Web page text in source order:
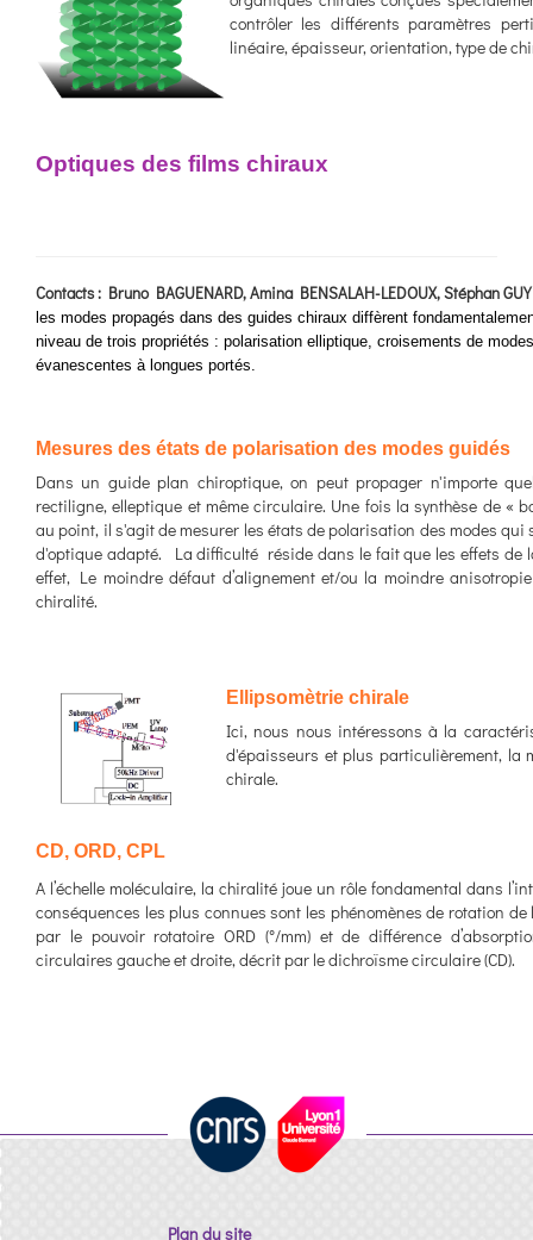
contrôler les différents paramètres
linéaire, épaisseur, orientation, type de
Optiques des films chiraux
Contacts : Bruno BAGUENARD, Amina BENSALAH-LEDOUX, Stéphan GUY
les modes propagés dans des guides chiraux diffèrent
niveau de trois propriétés : polarisation elliptique, croisements de
évanescentes à longues portés.
Mesures des états de polarisation des modes guidés
Dans un guide plan chiroptique, on peut propager n'importe
rectiligne, elleptique et même circulaire. Une fois la synthèse de «
au point, il s'agit de mesurer les états de polarisation des modes
d'optique adapté. La difficulté réside dans le fait que les effets de
effet, Le moindre défaut d’alignement et/ou la moindre
chiralité.
Ellipsomètrie chirale
Ici, nous nous intéressons à la
d'épaisseurs et plus particulièrement, la
chirale.
CD, ORD, CPL
A l’échelle moléculaire, la chiralité joue un rôle fondamental dans
conséquences les plus connues sont les phénomènes de rotation
par le pouvoir rotatoire ORD (°/mm) et de différence
circulaires gauche et droite, décrit par le dichroïsme circulaire (CD).
Plan du site